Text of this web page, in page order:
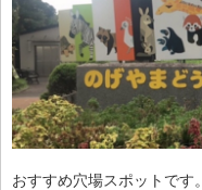
おすすめ穴場スポットです。